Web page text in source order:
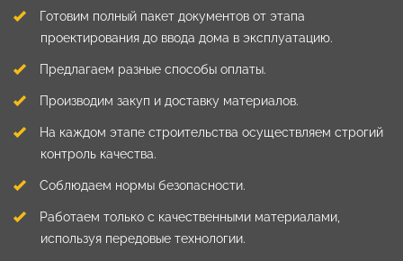
Готовим полный пакет документов от этапа
проектирования до ввода дома в эксплуатацию.
Предлагаем разные способы оплаты.
Производим закуп и доставку материалов.
На каждом этапе строительства осуществляем строгий
контроль качества.
Соблюдаем нормы безопасности.
Работаем только с качественными материалами,
используя передовые технологии.